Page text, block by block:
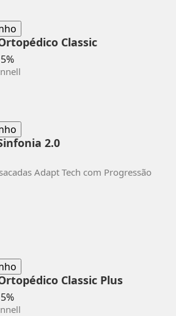
Classic
Preço
2.0
Adapt Tech com Progressão
Classic Plus
Preço